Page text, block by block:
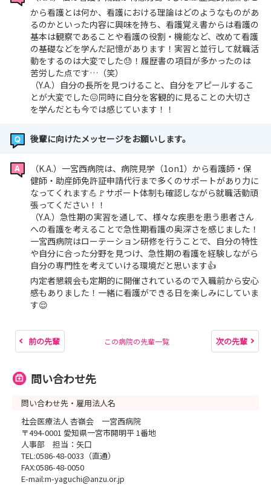
から看護とは何か、看護における理論はどのようなものがあ
るのかといった内容に興味を持ち、看護覚え書からは看護の
基本は観察であることや看護の役割・機能など、改めて看護
の基礎などを学んだ記憶があります！実習と並行して就職活
動をするのは大変でした😓！履歴書の項目が多かったのは
苦労した点です…（笑）
（Y.A.）自分の長所を見つけること、自分をアピールするこ
とが大変でした😖同時に自分を客観的に見ることの大切さ
を学んだとも今では感じています！！
後輩に向けたメッセージをお願いします。
（K.A.）一宮西病院は、病院見学（1on1）から看護師・保
健師・助産師免許証申請代行まで多くのサポートがあり力に
なってくれます💪🚩サポート体制も確認しながら就職活動頑
張ってください！！
（Y.A.）急性期の実習を通して、様々な疾患を患う患者さん
への看護を考えることで急性期看護の奥深さを感じました！
一宮西病院はローテーション研修を行うことで、自分の特性
や自分に合った分野を見つけ、急性期の看護を経験しながら
自分の専門性を考えていける環境だと思います👍
内定者懇親会も定期的に開催されているので入職前から安心
感もありました！一緒に看護ができる日を楽しみにしていま
す😌
前の先輩 この病院の先輩一覧 次の先輩
問い合わせ先
問い合わせ先・雇用法人名
社会医療法人 杏嶺会 一宮西病院
〒494-0001 愛知県一宮市開明平 1番地
人事部 担当：矢口
TEL:0586-48-0033（直通）
FAX:0586-48-0050
E-mail:m-yaguchi@anzu.or.jp